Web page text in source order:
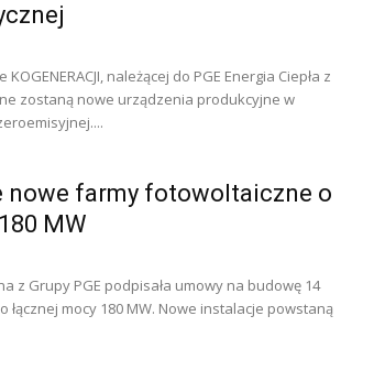
należącej do PGE Energia Ciepła z
zostaną nowe urządzenia produkcyjne w
nowe farmy fotowoltaiczne o
MW
z Grupy PGE podpisała umowy na budowę 14
mocy 180 MW. Nowe instalacje powstaną